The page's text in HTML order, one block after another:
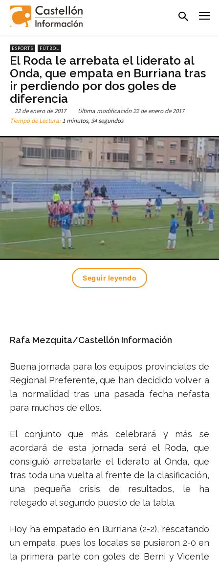
ESPORTS FÚTBOL
El Roda le arrebata el liderato al
Onda, que empata en Burriana tras
ir perdiendo por dos goles de
diferencia
22 de enero de 2017 Última modificación22 de enero de 2017
Tiempo de Lectura:1 minutos, 34 segundos
Seguir leyendo
Rafa Mezquita/Castellón Información
Buena jornada para los equipos provinciales de
Regional Preferente, que han decidido volver a
la normalidad tras una pasada fecha nefasta
para muchos de ellos.
El conjunto que más celebrará y más se
acordará de esta jornada será el Roda, que
consiguió arrebatarle el liderato al Onda, que
tras toda una vuelta al frente de la clasificación,
una pequeña crisis de resultados, le ha
relegado al segundo puesto de la tabla.
Hoy ha empatado en Burriana (2-2), rescatando
un empate, pues los locales se pusieron 2-0 en
la primera parte con goles de Berni y Vicente